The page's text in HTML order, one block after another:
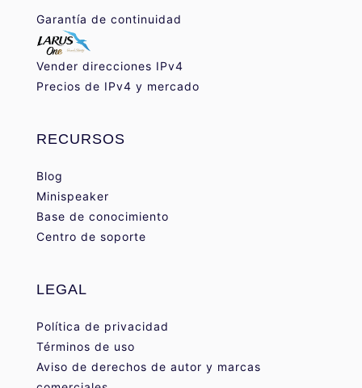
Garantía de continuidad
Vender direcciones IPv4
Precios de IPv4 y mercado
RECURSOS
Blog
Minispeaker
Base de conocimiento
Centro de soporte
LEGAL
Política de privacidad
Términos de uso
Aviso de derechos de autor y marcas